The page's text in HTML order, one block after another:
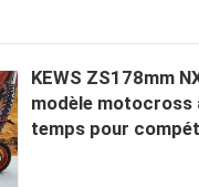
KEWS ZS178mm
modèle motocross
temps pour